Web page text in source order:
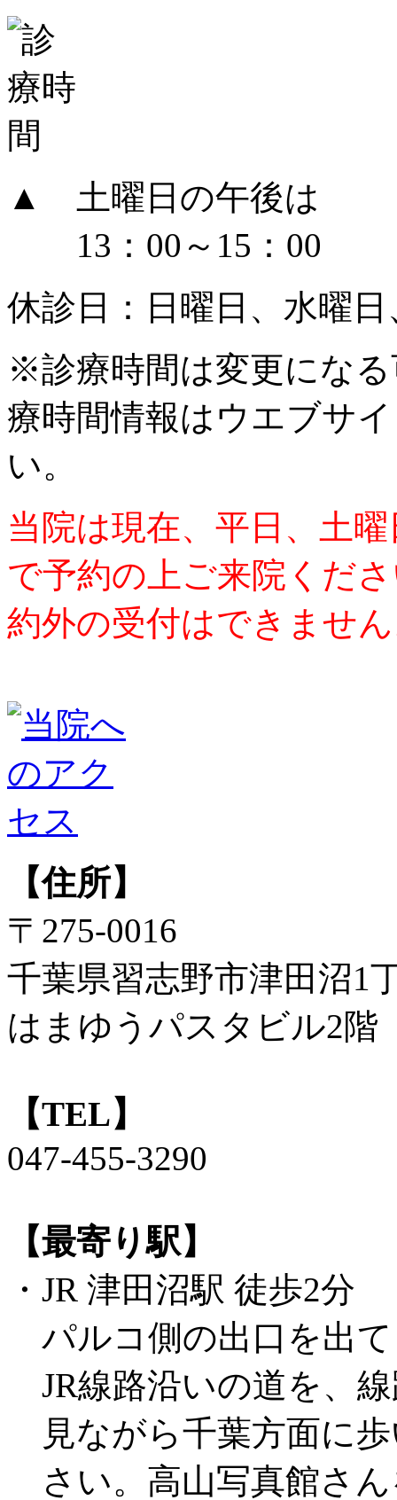
▲ 土曜日の午後は
13：00～15：00
休診日：日曜日、水曜日
※診療時間は変更にな
療時間情報はウエブサ
い。
当院は現在、平日、土
で予約の上ご来院くだ
約外の受付はできませ
【住所】
〒275-0016
千葉県習志野市津田沼1
はまゆうパスタビル2階
【TEL】
047-455-3290
【最寄り駅】
・JR 津田沼駅 徒歩2分
パルコ側の出口を出
JR線路沿いの道を、
見ながら千葉方面に
さい。高山写真館さ